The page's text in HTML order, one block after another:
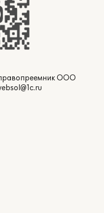
ООО